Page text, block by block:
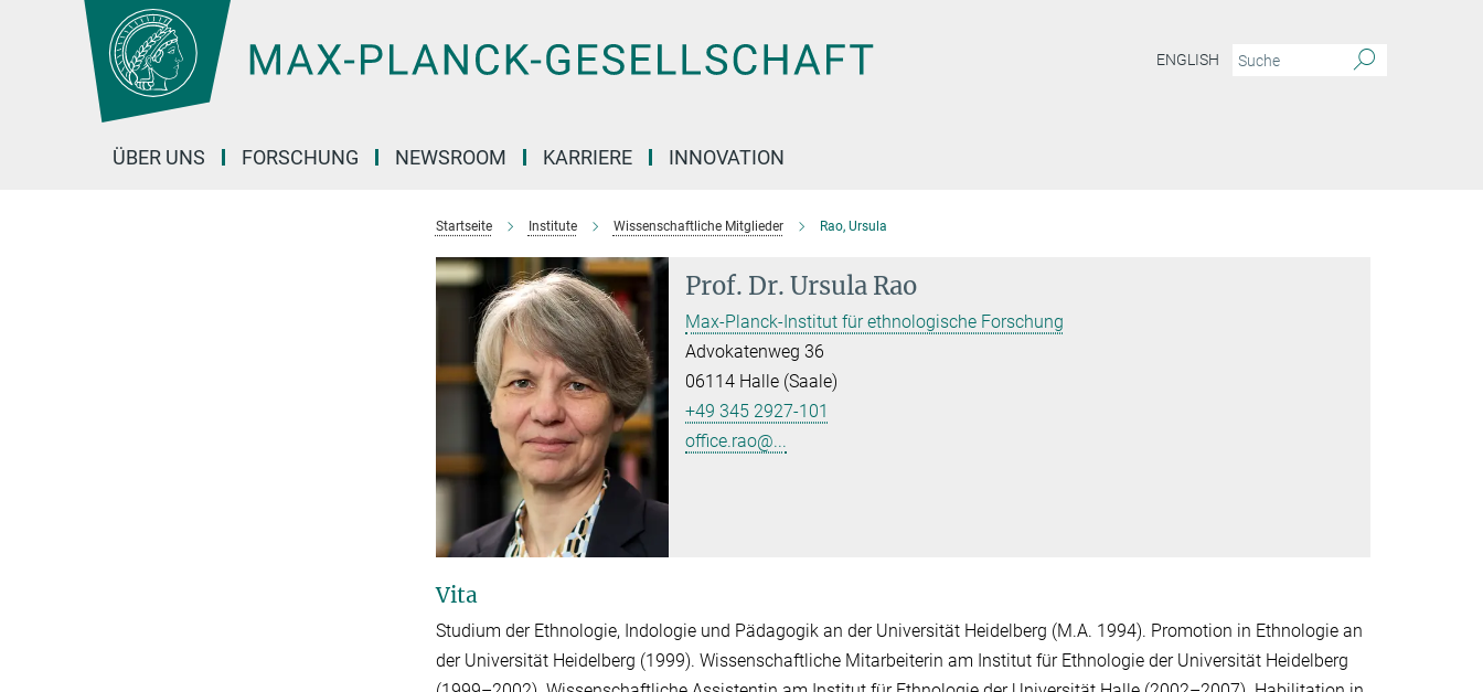
Hauptinhalt
ENGLISH
ÜBER UNS FORSCHUNG NEWSROOM KARRIERE INNOVATION
Startseite Institute Wissenschaftliche Mitglieder Rao, Ursula
Prof. Dr. Ursula Rao
Max-Planck-Institut für ethnologische Forschung
Advokatenweg 36
06114 Halle (Saale)
+49 345 2927-101
office.rao@...
Vita
Studium der Ethnologie, Indologie und Pädagogik an der Universität Heidelberg (M.A. 1994). Promotion in Ethnologie an
der Universität Heidelberg (1999). Wissenschaftliche Mitarbeiterin am Institut für Ethnologie der Universität Heidelberg